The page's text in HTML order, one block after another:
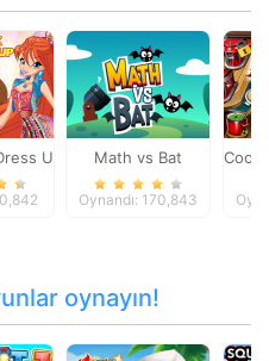
Up Math vs Bat
Oynandı: 170,843
oynayın!